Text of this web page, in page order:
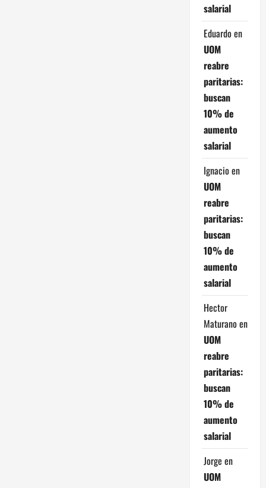
salarial
Eduardo en
UOM
reabre
paritarias:
buscan
10% de
aumento
salarial
Ignacio en
UOM
reabre
paritarias:
buscan
10% de
aumento
salarial
Hector
Maturano en
UOM
reabre
paritarias:
buscan
10% de
aumento
salarial
Jorge en
UOM